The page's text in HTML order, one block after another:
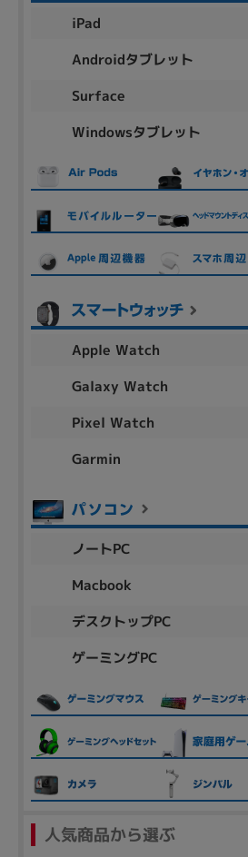
iPad
Androidタブレット
Surface
Windowsタブレット
Apple Watch
Galaxy Watch
Pixel Watch
Garmin
ノートPC
Macbook
デスクトップPC
ゲーミングPC
人気商品から選ぶ
商品の搭載機能による絞り込み
Webカメラ内蔵
ランク
商品状態の絞り込み
新品/未使用 中古 新品
容量
~
円 ～
各項目のチェックボックスは「or検索」となります。